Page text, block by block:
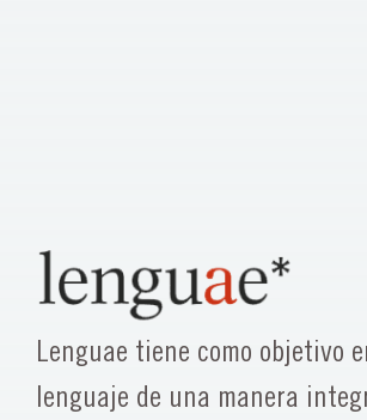
Lenguae tiene como objetivo
lenguaje de una manera